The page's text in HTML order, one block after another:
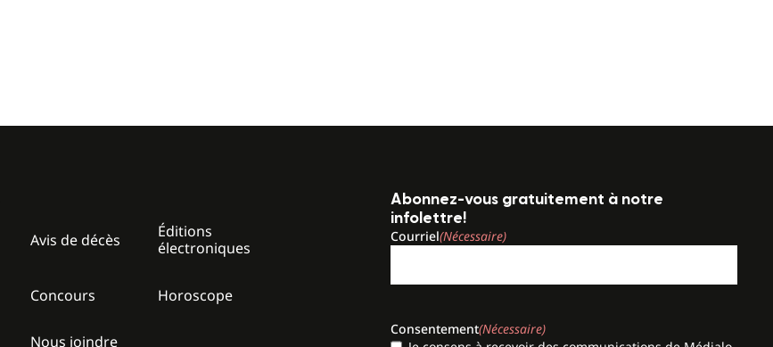
Avis de décès
Éditions
électroniques
Concours Horoscope
Nous joindre
Abonnez-vous gratuitement à notre
infolettre!
Courriel(Nécessaire)
Consentement(Nécessaire)